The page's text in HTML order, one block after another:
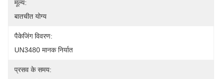
मूल्य:
बातचीत योग्य
पैकेजिंग विवरण:
UN3480 मानक निर्यात
प्रसव के समय: